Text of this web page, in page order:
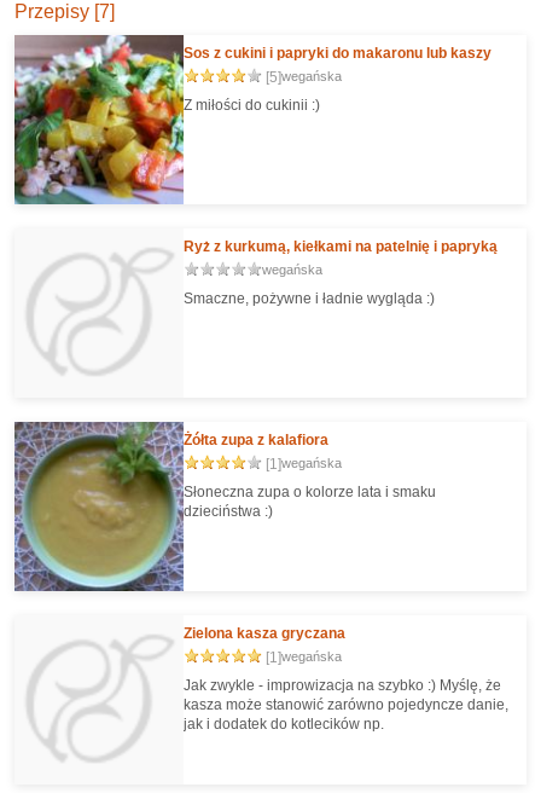
Przepisy [7]
Sos z cukini i papryki do makaronu lub kaszy
[5]wegańska
Z miłości do cukinii :)
Ryż z kurkumą, kiełkami na patelnię i papryką
wegańska
Smaczne, pożywne i ładnie wygląda :)
Żółta zupa z kalafiora
[1]wegańska
Słoneczna zupa o kolorze lata i smaku
dzieciństwa :)
Zielona kasza gryczana
[1]wegańska
Jak zwykle - improwizacja na szybko :) Myślę, że
kasza może stanowić zarówno pojedyncze danie,
jak i dodatek do kotlecików np.